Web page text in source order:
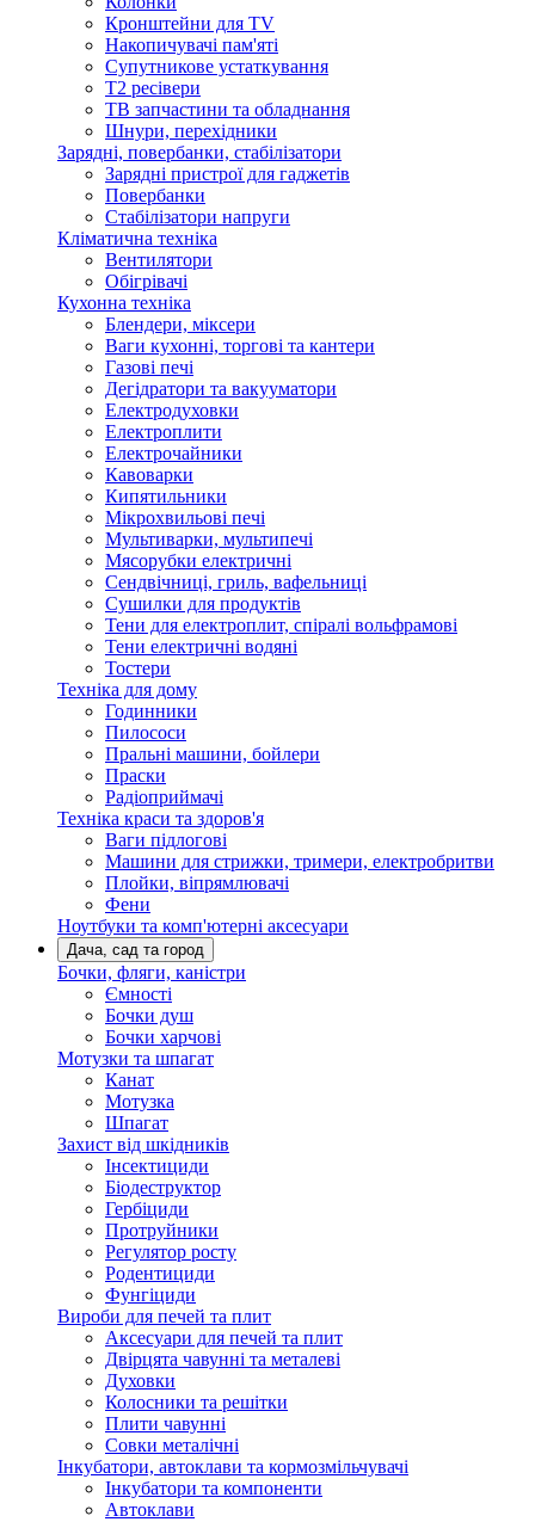
Кронштейни для TV
Накопичувачі пам'яті
Супутникове устаткування
Т2 ресівери
ТВ запчастини та обладнання
Шнури, перехідники
Зарядні, повербанки, стабілізатори
Зарядні пристрої для гаджетів
Повербанки
Стабілізатори напруги
Кліматична техніка
Вентилятори
Обігрівачі
Кухонна техніка
Блендери, міксери
Ваги кухонні, торгові та кантери
Газові печі
Дегідратори та вакууматори
Електродуховки
Електроплити
Електрочайники
Кавоварки
Кипятильники
Мікрохвильові печі
Мультиварки, мультипечі
Мясорубки електричні
Сендвічниці, гриль, вафельниці
Сушилки для продуктів
Тени для електроплит, спіралі вольфрамові
Тени електричні водяні
Тостери
Техніка для дому
Годинники
Пилососи
Пральні машини, бойлери
Праски
Радіоприймачі
Техніка краси та здоров'я
Ваги підлогові
Машини для стрижки, тримери, електробритви
Плойки, віпрямлювачі
Фени
Ноутбуки та комп'ютерні аксесуари
Дача, сад та город
Бочки, фляги, каністри
Ємності
Бочки душ
Бочки харчові
Мотузки та шпагат
Канат
Мотузка
Шпагат
Захист від шкідників
Інсектициди
Біодеструктор
Гербіциди
Протруйники
Регулятор росту
Родентициди
Фунгіциди
Вироби для печей та плит
Аксесуари для печей та плит
Двірцята чавунні та металеві
Духовки
Колосники та решітки
Плити чавунні
Совки металічні
Інкубатори, автоклави та кормозмільчувачі
Інкубатори та компоненти
Автоклави